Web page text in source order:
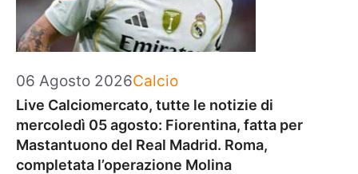
06 Agosto 2026Categorie
Calcio
Live Calciomercato, tutte le notizie di
mercoledì 05 agosto: Fiorentina, fatta per
Mastantuono del Real Madrid. Roma,
completata l’operazione Molina